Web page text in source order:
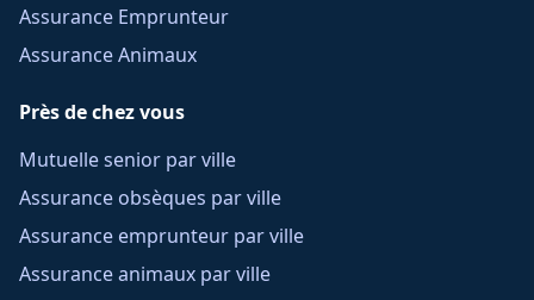
Assurance Emprunteur
Assurance Animaux
Près de chez vous
Mutuelle senior par ville
Assurance obsèques par ville
Assurance emprunteur par ville
Assurance animaux par ville